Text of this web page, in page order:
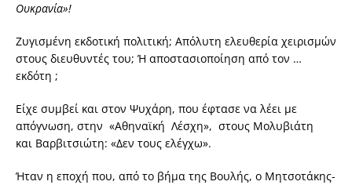
Ουκρανία»!
Ζυγισμένη εκδοτική πολιτική; Απόλυτη ελευθερία χειρισμών
στους διευθυντές του; Ή αποστασιοποίηση από τον …
εκδότη ;
Είχε συμβεί και στον Ψυχάρη, που έφτασε να λέει με
απόγνωση, στην «Αθηναϊκή Λέσχη», στους Μολυβιάτη
και Βαρβιτσιώτη: «Δεν τους ελέγχω».
Ήταν η εποχή που, από το βήμα της Βουλής, ο Μητσοτάκης-